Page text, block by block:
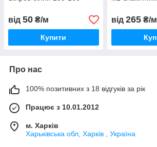
від 50 ₴/м
Купити
від 265₴/м
Про нас
100% позитивних з 18 відгуків за рік
Працює з 10.01.2012
м. Харків
Харьківська обл, Харків , Україна